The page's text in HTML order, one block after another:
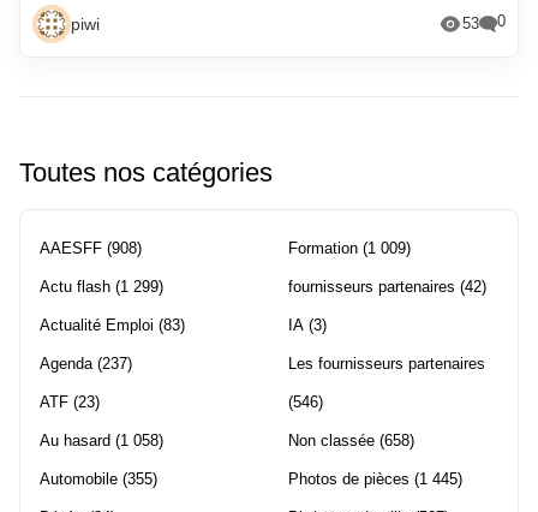
piwi 53 0
Toutes nos catégories
AAESFF (908)
Actu flash (1 299)
Actualité Emploi (83)
Agenda(237)
ATF (23)
Au hasard (1 058)
Automobile (355)
Formation (1 009)
fournisseurs partenaires (42)
IA (3)
Les fournisseurs partenaires
(546)
Non classée (658)
Photos de pièces (1 445)